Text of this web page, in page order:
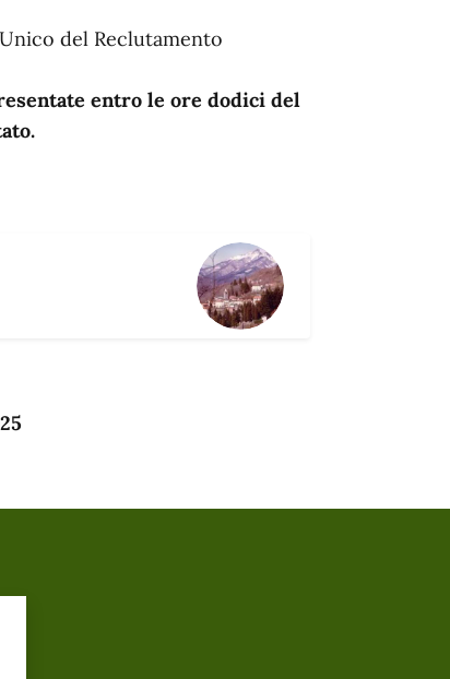
del Reclutamento
entro le ore dodici del